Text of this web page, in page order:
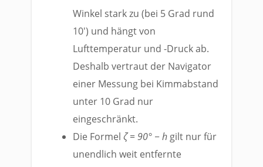
Winkel stark zu (bei 5 Grad rund
10′) und hängt von
Lufttemperatur und -Druck ab.
Deshalb vertraut der Navigator
einer Messung bei Kimmabstand
unter 10 Grad nur
eingeschränkt.
Die Formelζ = 90° − h gilt nur für
unendlich weit entfernte